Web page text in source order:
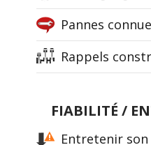
Pannes
Rappels
FIABILITÉ /
Entretenir